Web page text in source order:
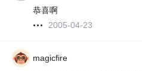
恭喜啊
2005-04-23
magicfire